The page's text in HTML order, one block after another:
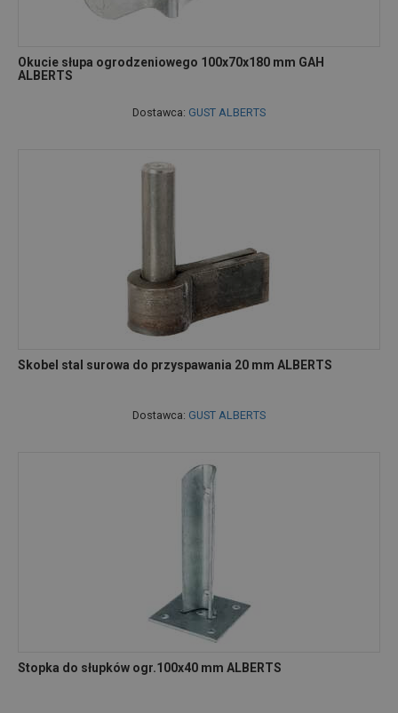
Okucie słupa ogrodzeniowego 100x70x180 mm GAH
ALBERTS
Dostawca: GUST ALBERTS
Skobel stal surowa do przyspawania 20 mm ALBERTS
Dostawca: GUST ALBERTS
Stopka do słupków ogr.100x40 mm ALBERTS